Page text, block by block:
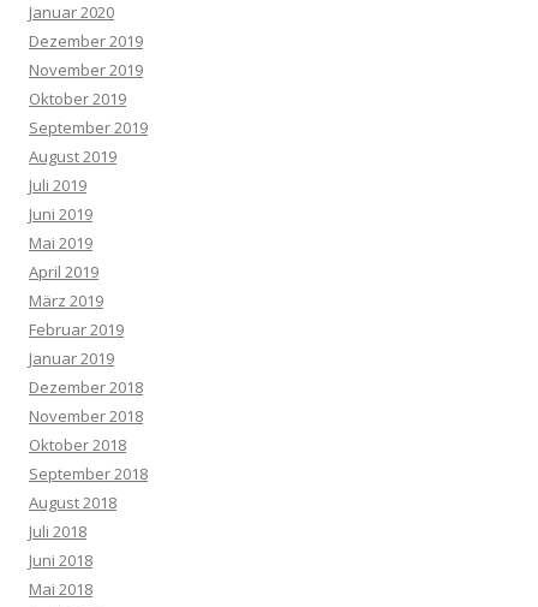
Januar 2020
Dezember 2019
November 2019
Oktober 2019
September 2019
August 2019
Juli 2019
Juni 2019
Mai 2019
April 2019
März 2019
Februar 2019
Januar 2019
Dezember 2018
November 2018
Oktober 2018
September 2018
August 2018
Juli 2018
Juni 2018
Mai 2018